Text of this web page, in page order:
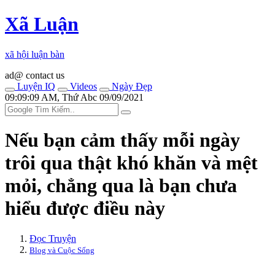
Xã Luận
xã hội luận bàn
ad@ contact us
Luyện IQ
Videos
Ngày Đẹp
09:09:09 AM, Thứ Abc 09/09/2021
Nếu bạn cảm thấy mỗi ngày
trôi qua thật khó khăn và mệt
mỏi, chẳng qua là bạn chưa
hiểu được điều này
Đọc Truyện
Blog và Cuộc Sống